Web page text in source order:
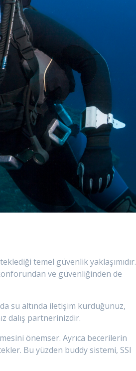
temel güvenlik yaklaşımıdır.
ve güvenliğinden de
su altında iletişim kurduğunuz,
dalış partnerinizdir.
önemser. Ayrıca becerilerin
Bu yüzden buddy sistemi, SSI